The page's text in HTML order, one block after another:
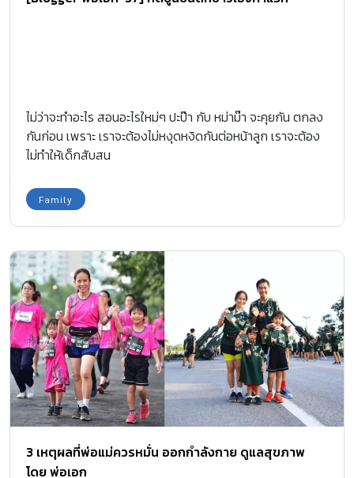
ไม่ว่าจะทำอะไร สอนอะไรใหม่ๆ ปะป๊า กับ หม่าม๊า จะคุยกัน ตกลง
กันก่อน เพราะ เราจะต้องไม่หงุดหงิดกันต่อหน้าลูก เราจะต้อง
ไม่ทำให้เด็กสับสน
Family
3 เหตุผลที่พ่อแม่ควรหมั่น ออกกำลังกาย ดูแลสุขภาพ
โดย พ่อเอก